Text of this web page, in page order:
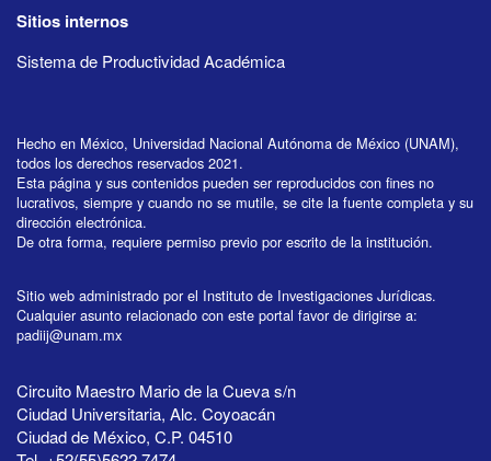
Sitios internos
Sistema de Productividad Académica
Hecho en México, Universidad Nacional Autónoma de México (UNAM),
todos los derechos reservados 2021.
Esta página y sus contenidos pueden ser reproducidos con fines no
lucrativos, siempre y cuando no se mutile, se cite la fuente completa y su
dirección electrónica.
De otra forma, requiere permiso previo por escrito de la institución.
Sitio web administrado por el Instituto de Investigaciones Jurídicas.
Cualquier asunto relacionado con este portal favor de dirigirse a:
padiij@unam.mx
Circuito Maestro Mario de la Cueva s/n
Ciudad Universitaria, Alc. Coyoacán
Ciudad de México, C.P. 04510